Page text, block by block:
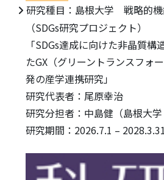
研究種目：島根大学 戦略的
（SDGs研究プロジェクト）
「SDGs達成に向けた非晶質
たGX（グリーントランスフォ
発の産学連携研究」
研究代表者：尾原幸治
研究分担者：中島健（島根大学
研究期間：2026.7.1 – 2028.3.31